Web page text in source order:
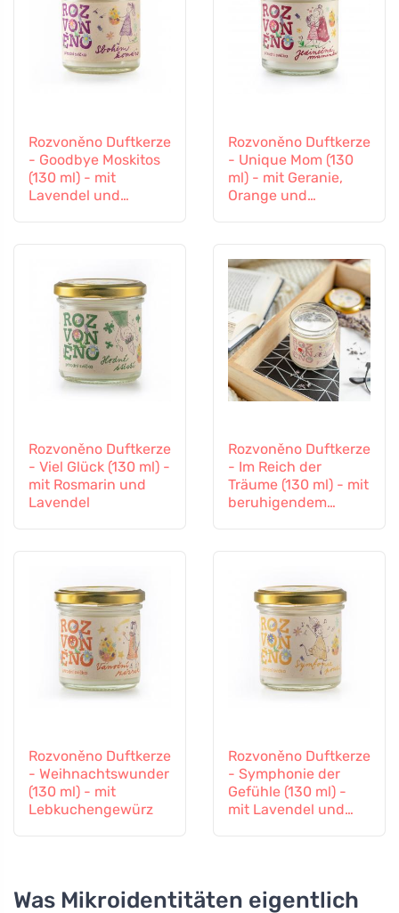
Rozvoněno Duftkerze
- Goodbye Moskitos
(130 ml) - mit
Lavendel und
Rozvoněno Duftkerze
- Unique Mom (130
ml) - mit Geranie,
Orange und
Rozvoněno Duftkerze
- Viel Glück (130 ml) -
mit Rosmarin und
Lavendel
Rozvoněno Duftkerze
- Im Reich der
Träume (130 ml) - mit
beruhigendem
Rozvoněno Duftkerze
- Weihnachtswunder
(130 ml) - mit
Lebkuchengewürz
Rozvoněno Duftkerze
- Symphonie der
Gefühle (130 ml) -
mit Lavendel und
Was Mikroidentitäten eigentlich